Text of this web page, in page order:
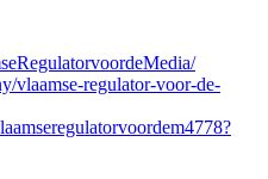
vlaamse-regulator-voor-de-